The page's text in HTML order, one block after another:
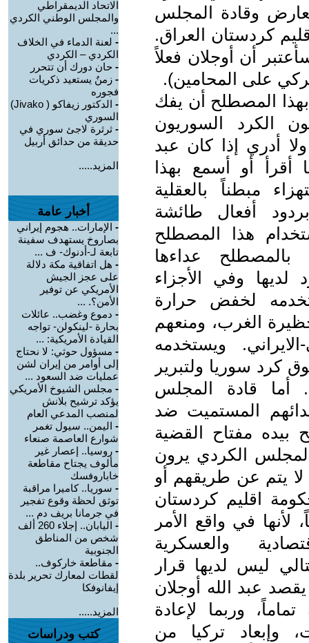
وقادة المجلس
كردستان العراق.
أن أوجلان فعلاً
على المحامين).
المصطلح أن يفك
الكرد السوريون
أدري إذا كان عبد
أقرأ أو أسمع بهذا
مبطناً بالعقلية
أفعال طائشة
هذا المصطلح
بالمصطلح عداءها
لديها وفي الأجزاء
لخفض حرارة
الغرب، ومنعهم
ويستخدمه
كرد سوريا ولتبرير
أما قادة المجلس
المستميت ضد
بيده مفتاح القضية
المجلس الكردي يرون
يتم عن طريقهم أو
اقليم كردستان
في واقع الأمر
والعسكرية
ليس لديها قرار
عبد الله أوجلان
وربما لإعادة
وإبعاد تركيا من
الاتحاد الديمقراطي
والمجلس الوطني الكردي
...
- لعنة الدماء في الخلاف
الكردي – الكردي
- حان دورك أن تتحرر
- زمنٌ يستعيد ذكريات
فجوره
-
الدكتور زیفاكو ( Jivako)
السوري
- ثرثرة لاجئ سوري في
حديقة من حدائق أربيل
المزيد.....
أخبار عامة
- الإمارات.. هجوم إيراني
بصاروخ يستهدف سفينة
تابعة لـ-أدنوك- ف ...
- هل اتفاقية مكة دلالة
على عجز الجيش
الأمريكي عن توفير
الأمن؟. ...
- دموع وغضب.. عائلات
بحارة -لينكولن- تواجه
القيادة الأمريكية: ...
- مسؤول حوثي: لا نحتاج
إلى أوامر من إيران لشن
عمليات ضد السعود ...
- مجلس الشيوخ الأمريكي
يؤكد ترشيح بلانش
لمنصب المدعي العام
- اليمن.. سيول تغمر
شوارع العاصمة صنعاء
- روسيا.. إعصار غير
مألوف يجتاح مقاطعة
خاباروفسك
- سوريا.. كاميرا مراقبة
توثق لحظة وقوع تفجير
في جرمانا بريف دم ...
-
اليابان.. إجلاء 260 ألف
شخص من المناطق
الجنوبية
- مقاطعة خاركوف..
لقطات لمعارك تحرير بلدة
إيفانوفكا
المزيد.....
كتب ودراسات